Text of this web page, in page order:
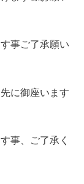
事ご了承願い
に御座います
事、ご了承く